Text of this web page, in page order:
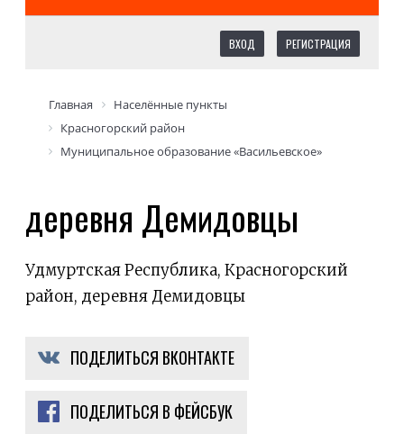
ВХОД РЕГИСТРАЦИЯ
Главная
Населённые пункты
Красногорский район
Муниципальное образование «Васильевское»
деревня Демидовцы
Удмуртская Республика, Красногорский
район, деревня Демидовцы
ПОДЕЛИТЬСЯ ВКОНТАКТЕ
ПОДЕЛИТЬСЯ В ФЕЙСБУК